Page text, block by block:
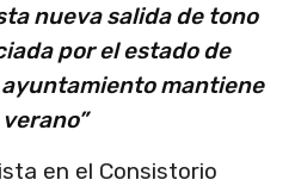
nueva salida de tono
por el estado de
ayuntamiento mantiene
en el Consistorio